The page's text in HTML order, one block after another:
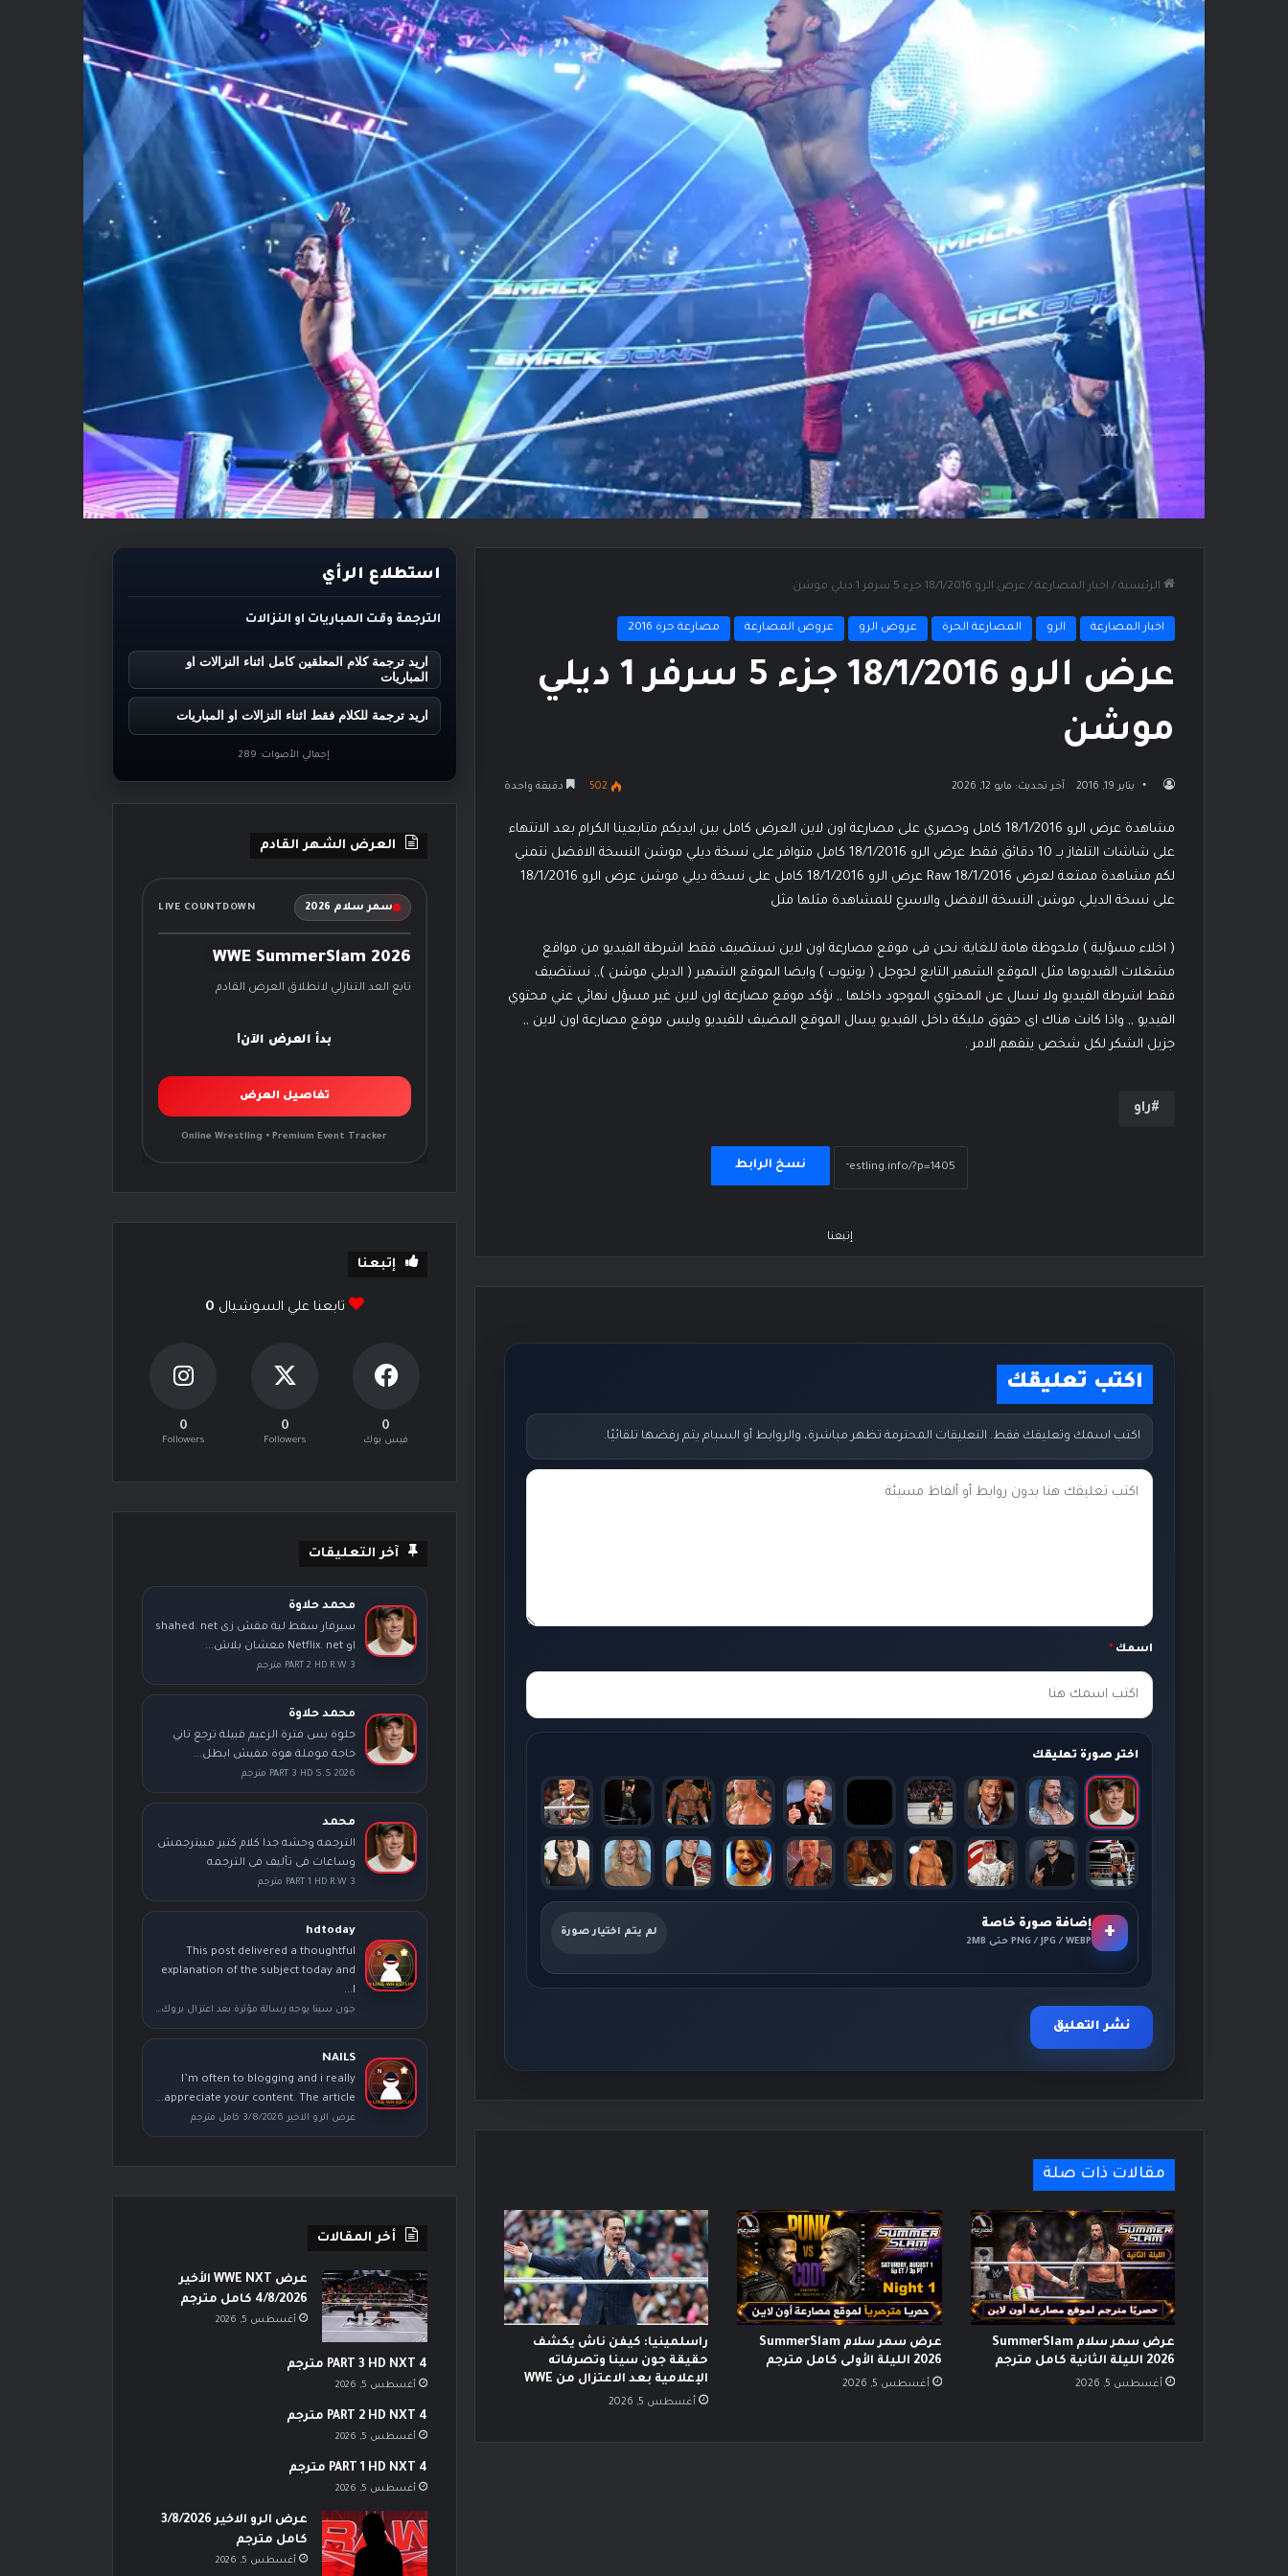
الرئيسية / اخبار المصارعة / عرض الرو 18/1/2016 جزء 5 سرفر 1 ديلي موشن
اخبار المصارعة الرو المصارعة الحرة عروض الرو عروض المصارعة مصارعة حرة 2016
عرض الرو 18/1/2016 جزء 5 سرفر 1 ديلي
موشن
يناير 19, 2016 آخر تحديث: مايو 12, 2026 502 دقيقة واحدة
مشاهدة عرض الرو 18/1/2016 كامل وحصري على مصارعة اون لاين العرض كامل بين ايديكم متابعينا الكرام بعد الانتهاء
على شاشات التلفاز بــ 10 دقائق فقط عرض الرو 18/1/2016 كامل متوافر على نسخة ديلي موشن النسخة الافضل نتمني
لكم مشاهدة ممتعة لعرض Raw 18/1/2016 عرض الرو 18/1/2016 كامل على نسخة ديلي موشن عرض الرو 18/1/2016
على نسخة الديلي موشن النسخة الافضل والاسرع للمشاهدة مثلها مثل
( اخلاء مسؤلية ) ملحوظة هامة للغاية: نحن فى موقع مصارعة اون لاين نستضيف فقط اشرطة الفيديو من مواقع
مشغلات الفيديوها مثل الموقع الشهير التابع لجوجل ( يوتيوب ) وايضا الموقع الشهير ( الديلي موشن ),, نستضيف
فقط اشرطة الفيديو ولا نسال عن المحتوي الموجود داخلها ,, نؤكد موقع مصارعة اون لاين غير مسؤل نهائي عني محتوي
الفيديو ,, واذا كانت هناك اى حقوق مليكة داخل الفيديو يسال الموقع المضيف للفيديو وليس موقع مصارعة اون لاين ,,
جزيل الشكر لكل شخص يتفهم الامر .
راو
نسخ الرابط
إتبعنا
اكتب تعليقك
اكتب اسمك وتعليقك فقط. التعليقات المحترمة تظهر مباشرة، والروابط أو السبام يتم رفضها تلقائيًا.
ت
ك
اسمك *
اختر صورة تعليقك
+ إضافة صورة خاصة
PNG / JPG / WEBP حتى 2MB
لم يتم اختيار صورة
مقالات ذات صلة
عرض سمر سلام SummerSlam
2026 الليلة الثانية كامل مترجم
أغسطس 5, 2026
عرض سمر سلام SummerSlam
2026 الليلة الأولى كامل مترجم
أغسطس 5, 2026
راسلمينيا: كيفن ناش يكشف
حقيقة جون سينا وتصرفاته
الإعلامية بعد الاعتزال من WWE
أغسطس 5, 2026
استطلاع الرأي
الترجمة وقت المباريات او النزالات
اريد ترجمة كلام المعلقين كامل اثناء النزالات او
المباريات
اريد ترجمة للكلام فقط اثناء النزالات او المباريات
إجمالي الأصوات: 289
العرض الشهر القادم
سمر سلام 2026 LIVE COUNTDOWN
WWE SummerSlam 2026
تابع العد التنازلي لانطلاق العرض القادم
بدأ العرض الآن!
تفاصيل العرض
Online Wrestling • Premium Event Tracker
إتبعنا
تابعنا علي السوشيال 0
0
فيس بوك
0
Followers
0
Followers
آخر التعليقات
محمد حلاوة
سيرفار سقط لية مقش زى shahed. net
او Netflix. net معشان بلاش...
PART 2 HD R.W 3 مترجم
محمد حلاوة
حلوة بس فترة الزعيم قبيلة ترجع تاني
حاجة موملة هوة مفيش ابطل...
PART 3 HD S.S 2026 مترجم
محمد
الترجمه وحشه جدا كلام كتير مبيترجمش
وساعات فى تأليف فى الترجمه
PART 1 HD R.W 3 مترجم
hdtoday
This post delivered a thoughtful
explanation of the subject today and
I...
جون سينا يوجه رسالة مؤثرة بعد اعتزال بروك ليسنر عقب عرض سمر سلام
NAILS
I’m often to blogging and i really
appreciate your content. The article...
عرض الرو الاخير 3/8/2026 كامل مترجم
أخر المقالات
عرض WWE NXT الأخير
4/8/2026 كامل مترجم
أغسطس 5, 2026
PART 3 HD NXT 4 مترجم
أغسطس 5, 2026
PART 2 HD NXT 4 مترجم
أغسطس 5, 2026
PART 1 HD NXT 4 مترجم
أغسطس 5, 2026
عرض الرو الاخير 3/8/2026
كامل مترجم
أغسطس 5, 2026